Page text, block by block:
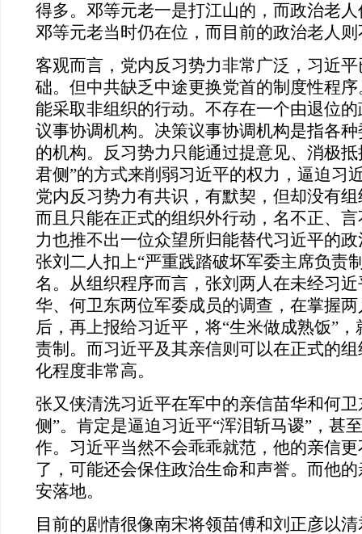
得多。邓等元老一是打江山的，而政治老
邓等元老当时仍在位，而目前的政治老人
客观而言，党内反习势力非常广泛，习近
础。但中共缺乏中途更换党首的制度性程
能采取非组织的行动。不存在一个由退位
议事协调机构。决策议事协调机构是指各
的机构。反习势力只能通过提意见、消极抵
君侧”的方式来削弱习近平的权力，逼迫习
党内反习势力有共识，有默契，但却没有
而且只能在正式的组织外行动，名不正、
力也推不出一位众望所归能替代习近平的
张刘二人扣上“严重践踏破坏军委主席负责
名。从组织程序而言，张刘两人在未经习
华、何卫东两位军委成员的调查，在掌握
后，再上报给习近平，将“生米做成熟饭”
责制。而习近平及其亲信则可以在正式的
化程度非常高。
张又侠清洗习近平在军中的亲信苗华和何
侧”。肯定是逼迫习近平“浑泪斩马谡”，甚
作。习近平当然不会乖乖就范，他的亲信
了，可能还会保住政治生命和声誉。而他
安落地。
目前的剧情很像南宋将领苗傅和刘正彦以